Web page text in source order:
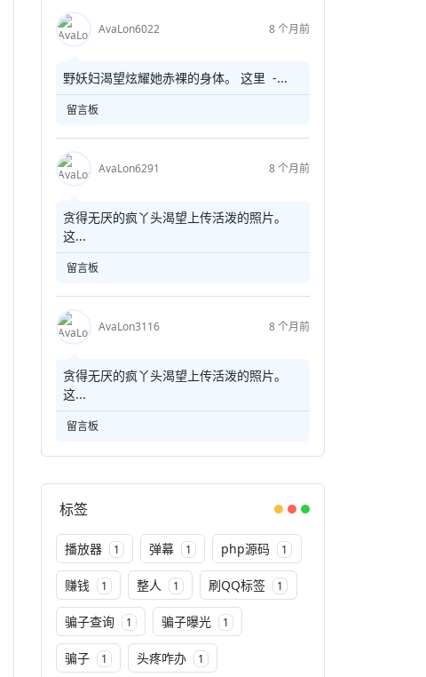
AvaLon6022 8 个月前
野妖妇渴望炫耀她赤裸的身体。 这里 -...
留言板
AvaLon6291 8 个月前
贪得无厌的疯丫头渴望上传活泼的照片。
这...
留言板
AvaLon3116 8 个月前
贪得无厌的疯丫头渴望上传活泼的照片。
这...
留言板
标签
播放器 1 弹幕 1 php源码 1
赚钱 1 整人 1 刷QQ标签 1
骗子查询 1 骗子曝光 1
骗子 1 头疼咋办 1